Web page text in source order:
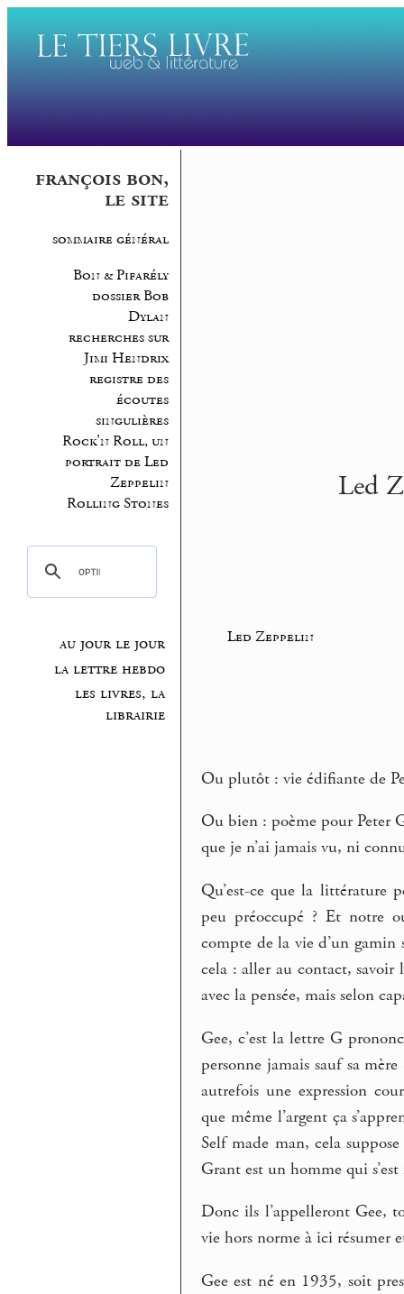
françois bon,
le site
sommaire général
Bon & Pifarély
dossier Bob
Dylan
recherches sur
Jimi Hendrix
registre des
écoutes
singulières
Rock’n Roll, un
portrait de Led
Zeppelin
Rolling Stones
au jour le jour
la lettre hebdo
les livres, la
librairie
Led
Led Zeppelin
Ou plutôt : vie édifiante de
Ou bien : poème pour Peter
que je n’ai jamais vu, ni
Qu’est-ce que la littérature
peu préoccupé ? Et notre
compte de la vie d’un
cela : aller au contact, savoir
avec la pensée, mais selon
Gee, c’est la lettre G
personne jamais sauf sa
autrefois une expression
que même l’argent ça
Self made man, cela
Grant est un homme qui
Donc ils l’appelleront Gee,
vie hors norme à ici résumer
Gee est né en 1935, soit